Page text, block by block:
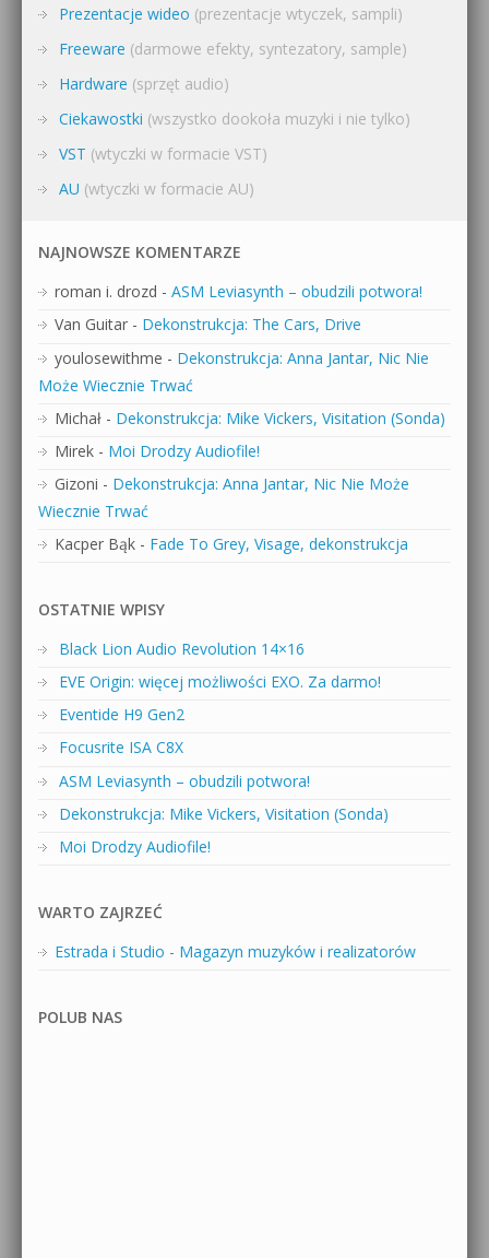
Prezentacje wideo (prezentacje wtyczek, sampli)
Freeware (darmowe efekty, syntezatory, sample)
Hardware (sprzęt audio)
Ciekawostki (wszystko dookoła muzyki i nie tylko)
VST (wtyczki w formacie VST)
AU (wtyczki w formacie AU)
NAJNOWSZE KOMENTARZE
roman i. drozd - ASM Leviasynth – obudzili potwora!
Van Guitar - Dekonstrukcja: The Cars, Drive
youlosewithme - Dekonstrukcja: Anna Jantar, Nic Nie
Może Wiecznie Trwać
Michał - Dekonstrukcja: Mike Vickers, Visitation (Sonda)
Mirek - Moi Drodzy Audiofile!
Gizoni - Dekonstrukcja: Anna Jantar, Nic Nie Może
Wiecznie Trwać
Kacper Bąk - Fade To Grey, Visage, dekonstrukcja
OSTATNIE WPISY
Black Lion Audio Revolution 14×16
EVE Origin: więcej możliwości EXO. Za darmo!
Eventide H9 Gen2
Focusrite ISA C8X
ASM Leviasynth – obudzili potwora!
Dekonstrukcja: Mike Vickers, Visitation (Sonda)
Moi Drodzy Audiofile!
WARTO ZAJRZEĆ
Estrada i Studio - Magazyn muzyków i realizatorów
POLUB NAS